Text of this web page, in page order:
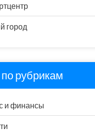
город
рубрикам
и финансы